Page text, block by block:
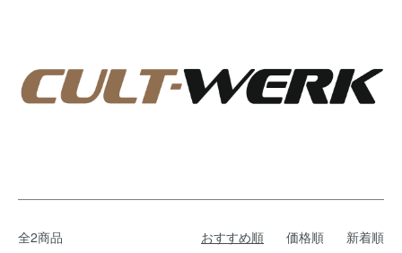
全2商品 おすすめ順 価格順 新着順